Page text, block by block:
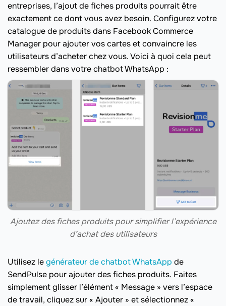
entreprises, l’ajout de fiches produits pourrait être
exactement ce dont vous avez besoin. Configurez votre
catalogue de produits dans Facebook Commerce
Manager pour ajouter vos cartes et convaincre les
utilisateurs d’acheter chez vous. Voici à quoi cela peut
ressembler dans votre chatbot WhatsApp :
Ajoutez des fiches produits pour simplifier l’expérience
d’achat des utilisateurs
Utilisez legénérateur de chatbot WhatsApp de
SendPulse pour ajouter des fiches produits. Faites
simplement glisser l’élément « Message » vers l’espace
de travail, cliquez sur « Ajouter » et sélectionnez «